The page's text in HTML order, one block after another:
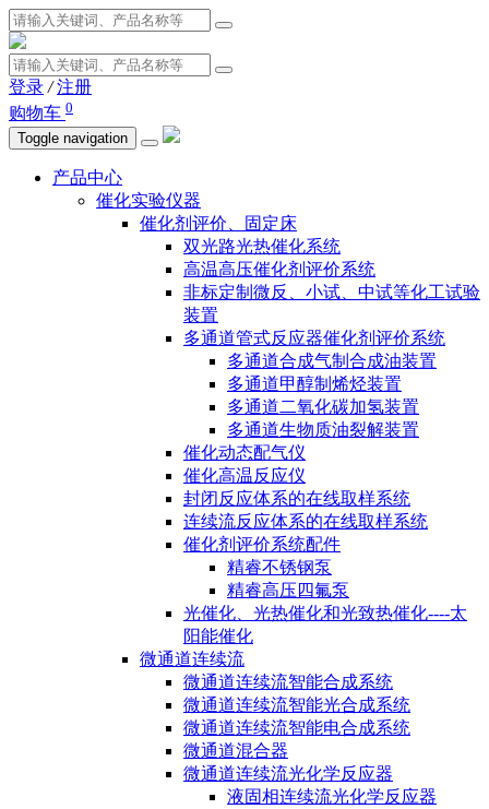
登录 / 注册
购物车 0
Toggle navigation
产品中心
催化实验仪器
催化剂评价、固定床
双光路光热催化系统
高温高压催化剂评价系统
非标定制微反、小试、中试等化工试验
装置
多通道管式反应器催化剂评价系统
多通道合成气制合成油装置
多通道甲醇制烯烃装置
多通道二氧化碳加氢装置
多通道生物质油裂解装置
催化动态配气仪
催化高温反应仪
封闭反应体系的在线取样系统
连续流反应体系的在线取样系统
催化剂评价系统配件
精睿不锈钢泵
精睿高压四氟泵
光催化、光热催化和光致热催化----太
阳能催化
微通道连续流
微通道连续流智能合成系统
微通道连续流智能光合成系统
微通道连续流智能电合成系统
微通道混合器
微通道连续流光化学反应器
液固相连续流光化学反应器